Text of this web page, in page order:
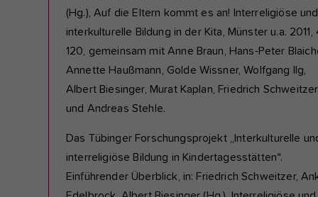
(Hg.), Auf die Eltern kommt es an! Interreligiöse und
interkulturelle Bildung in der Kita, Münster u.a. 2011,
120, gemeinsam mit Anne Braun, Hans-Peter
Annette Haußmann, Golde Wissner, Wolfgang Ilg,
Albert Biesinger, Murat Kaplan, Friedrich Schweitzer
und Andreas Stehle.
Das Tübinger Forschungsprojekt „Interkulturelle
interreligiöse Bildung in Kindertagesstätten“.
Einführender Überblick, in: Friedrich Schweitzer,